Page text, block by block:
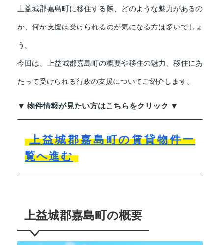
上益城郡嘉島町に移住する際、どのような魅力があるの
か、何か支援は受けられるのか気になる方は多いでしょ
う。
今回は、上益城郡嘉島町の概要や移住の魅力、移住にあ
たって受けられる行政の支援についてご紹介します。
▼ 物件情報が見たい方はこちらをクリック ▼
上益城郡嘉島町の賃貸物件一
覧へ進む
上益城郡嘉島町の概要